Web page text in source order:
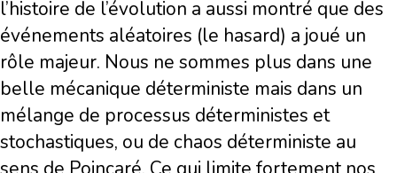
l’histoire de l’évolution a aussi montré que des
événements aléatoires (le hasard) a joué un
rôle majeur. Nous ne sommes plus dans une
belle mécanique déterministe mais dans un
mélange de processus déterministes et
stochastiques, ou de chaos déterministe au